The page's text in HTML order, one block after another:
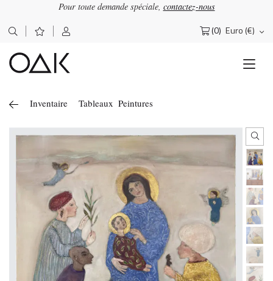
Pour toute demande spéciale, contactez-nous
(0) Euro (€)
Rechercher :
Inventaire Tableaux Peintures